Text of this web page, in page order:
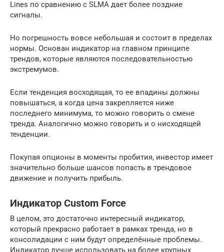
Lines по сравнению с SLMA дает более поздние
сигналы.
Но погрешность вовсе небольшая и состоит в пределах
нормы. Основан индикатор на главном принципе
трендов, которые являются последовательностью
экстремумов.
Если тенденция восходящая, то ее впадины должны
повышаться, а когда цена закрепляется ниже
последнего минимума, то можно говорить о смене
тренда. Аналогично можно говорить и о нисходящей
тенденции.
Покупая опционы в моменты пробития, инвестор имеет
значительно больше шансов попасть в трендовое
движение и получить прибыль.
Индикатор Custom Force
В целом, это достаточно интересный индикатор,
который прекрасно работает в рамках тренда, но в
консолидации с ним будут определённые проблемы.
Индикатор лучше использовать на более крупных